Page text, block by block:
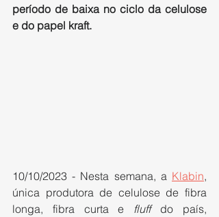
período de baixa no ciclo da celulose
e do papel kraft.
10/10/2023 - Nesta semana, a Klabin,
única produtora de celulose de fibra
longa, fibra curta e fluff do país,